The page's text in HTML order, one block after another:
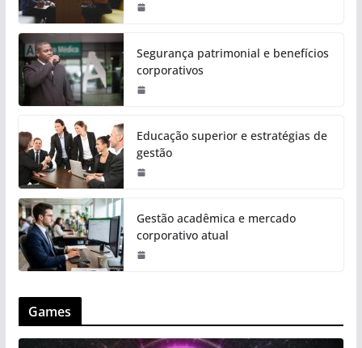
Segurança patrimonial e benefícios
corporativos
Educação superior e estratégias de
gestão
Gestão acadêmica e mercado
corporativo atual
Games